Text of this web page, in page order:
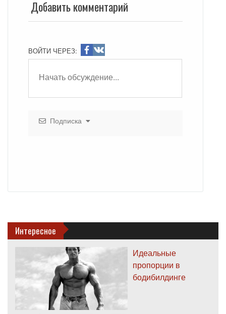
Добавить комментарий
ВОЙТИ ЧЕРЕЗ:
Подписка
Интересное
Идеальные
пропорции в
бодибилдинге